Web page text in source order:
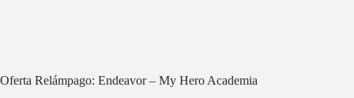
Oferta Relámpago: Endeavor – My Hero Academia